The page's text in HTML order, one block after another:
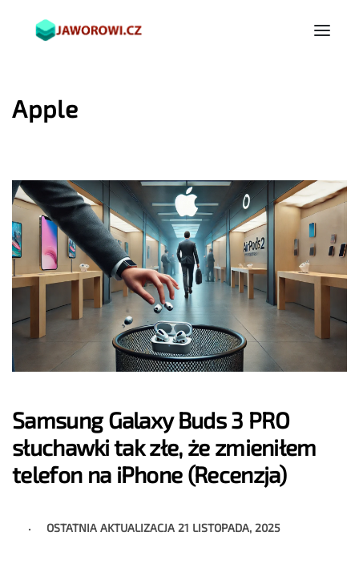
Apple
Samsung Galaxy Buds 3 PRO
słuchawki tak złe, że zmieniłem
telefon na iPhone (Recenzja)
OSTATNIA AKTUALIZACJA 21 LISTOPADA, 2025